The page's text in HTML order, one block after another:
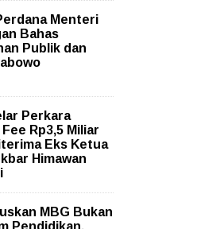
Menteri
Bahas
Publik dan
Perkara
Rp3,5 Miliar
Eks Ketua
Himawan
MBG Bukan